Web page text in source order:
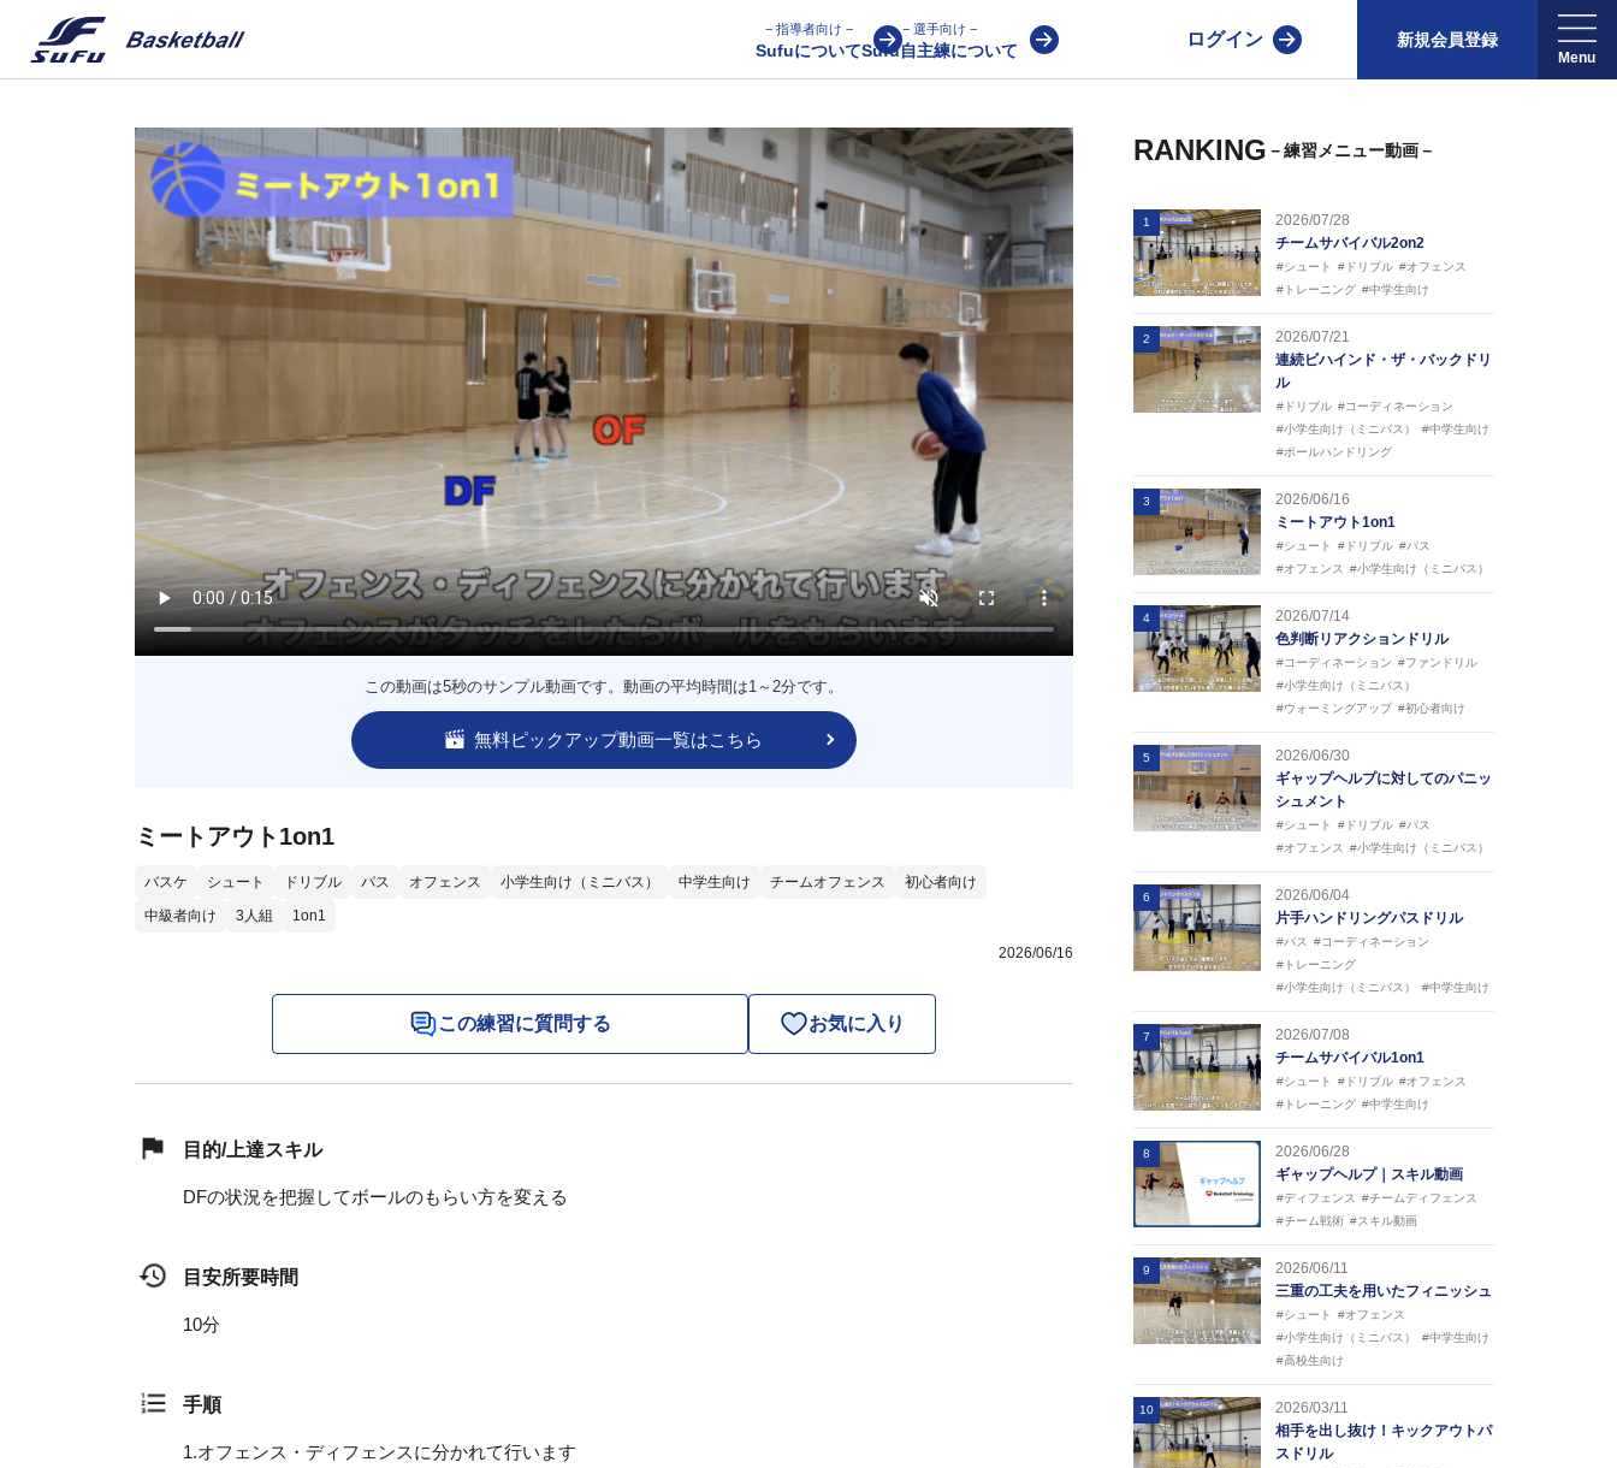
− 指導者向け −
Sufuについて
− 選手向け −
Sufu自主練について
ログイン 新規会員登録
この動画は5秒のサンプル動画です。動画の平均時間は1～2分です。
無料ピックアップ動画一覧はこちら
ミートアウト1on1
バスケ シュート ドリブル パス オフェンス 小学生向け（ミニバス） 中学生向け チームオフェンス
初心者向け
中級者向け
3人組 1on1
2026/06/16
この練習に質問する お気に入り
目的/上達スキル
DFの状況を把握してボールのもらい方を変える
目安所要時間
10分
手順
1.オフェンス・ディフェンスに分かれて行います
RANKING －練習メニュー動画－
1
2026/07/28
チームサバイバル2on2
#シュート #ドリブル #オフェンス
#トレーニング #中学生向け
2
2026/07/21
連続ビハインド・ザ・バックドリ
ル
#ドリブル #コーディネーション
#小学生向け（ミニバス）
#中学生向け
#ボールハンドリング
3
2026/06/16
ミートアウト1on1
#シュート #ドリブル #パス
#オフェンス
#小学生向け（ミニバス）
4
2026/07/14
色判断リアクションドリル
#コーディネーション #ファンドリル
#小学生向け（ミニバス）
#ウォーミングアップ #初心者向け
5
2026/06/30
ギャップヘルプに対してのパニッ
シュメント
#シュート #ドリブル #パス
#オフェンス
#小学生向け（ミニバス）
6
2026/06/04
片手ハンドリングパスドリル
#パス
#コーディネーション
#トレーニング
#小学生向け（ミニバス）
#中学生向け
7
2026/07/08
チームサバイバル1on1
#シュート #ドリブル #オフェンス
#トレーニング #中学生向け
8
2026/06/28
ギャップヘルプ｜スキル動画
#ディフェンス
#チームディフェンス
#チーム戦術 #スキル動画
9
2026/06/11
三重の工夫を用いたフィニッシュ
#シュート
#オフェンス
#小学生向け（ミニバス）
#中学生向け
#高校生向け
10
2026/03/11
相手を出し抜け！キックアウトパ
スドリル